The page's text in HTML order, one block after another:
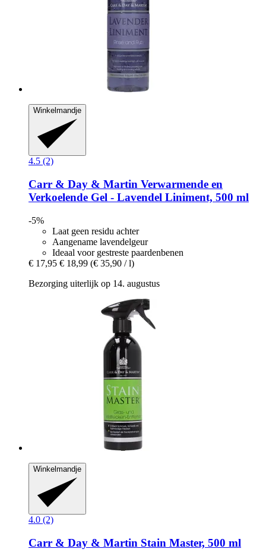
Winkelmandje
4.5 (2)
Carr & Day & Martin Verwarmende en
Verkoelende Gel -​ Lavendel Liniment, 500 ml
-5%
Laat geen residu achter
Aangename lavendelgeur
Ideaal voor gestreste paardenbenen
€ 17,95 € 18,99 (€ 35,90 / l)
Bezorging uiterlijk op 14. augustus
Winkelmandje
4.0 (2)
Carr & Day & Martin Stain Master, 500 ml